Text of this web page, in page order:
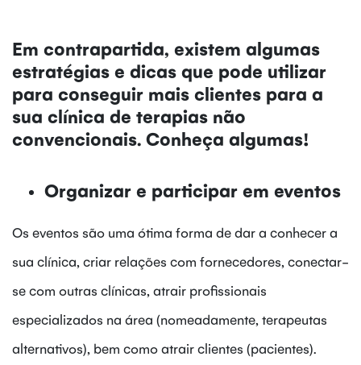
Em contrapartida, existem algumas
estratégias e dicas que pode utilizar
para conseguir mais clientes para a
sua clínica de terapias não
convencionais. Conheça algumas!
Organizar e participar em eventos
Os eventos são uma ótima forma de dar a conhecer a
sua clínica, criar relações com fornecedores, conectar-
se com outras clínicas, atrair profissionais
especializados na área (nomeadamente, terapeutas
alternativos), bem como atrair clientes (pacientes).